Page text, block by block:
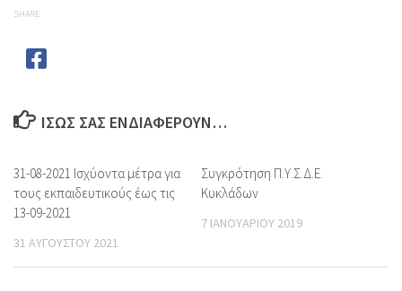
SHARE
ΊΣΩΣ ΣΑΣ ΕΝΔΙΑΦΈΡΟΥΝ…
31-08-2021 Ισχύοντα μέτρα για
τους εκπαιδευτικούς έως τις
13-09-2021
31 ΑΥΓΟΎΣΤΟΥ 2021
Συγκρότηση Π.Υ.Σ.Δ.Ε.
Κυκλάδων
7 ΙΑΝΟΥΑΡΊΟΥ 2019